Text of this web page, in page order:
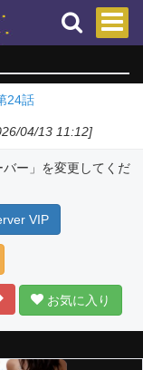
24話
04/13 11:12]
ー」を変更してくだ
VIP
お気に入り